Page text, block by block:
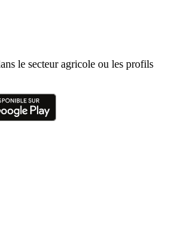
le secteur agricole ou les profils